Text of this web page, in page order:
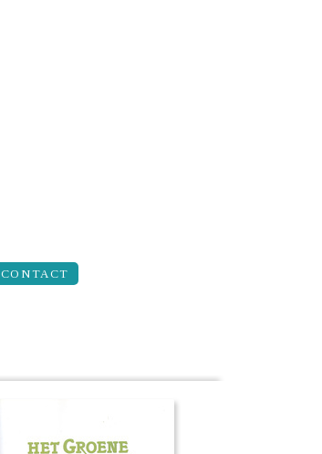
CONTACT